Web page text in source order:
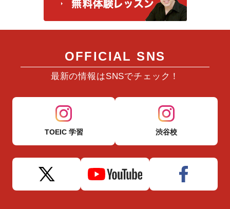
OFFICIAL SNS
最新の情報はSNSでチェック！
TOEIC 学習 渋谷校